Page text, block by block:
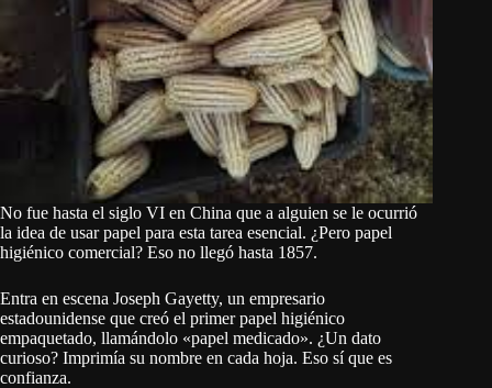
No fue hasta el siglo VI en China que a alguien se le ocurrió
la idea de usar papel para esta tarea esencial. ¿Pero papel
higiénico comercial? Eso no llegó hasta 1857.
Entra en escena Joseph Gayetty, un empresario
estadounidense que creó el primer papel higiénico
empaquetado, llamándolo «papel medicado». ¿Un dato
curioso? Imprimía su nombre en cada hoja. Eso sí que es
confianza.